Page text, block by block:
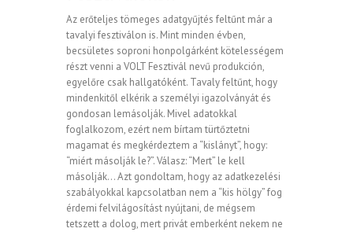
Az erőteljes tömeges adatgyűjtés feltűnt már a
tavalyi fesztiválon is. Mint minden évben,
becsületes soproni honpolgárként kötelességem
részt venni a VOLT Fesztivál nevű produkción,
egyelőre csak hallgatóként. Tavaly feltűnt, hogy
mindenkitől elkérik a személyi igazolványát és
gondosan lemásolják. Mivel adatokkal
foglalkozom, ezért nem bírtam türtőztetni
magamat és megkérdeztem a “kislányt”, hogy:
“miért másolják le?”. Válasz: “Mert” le kell
másolják… Azt gondoltam, hogy az adatkezelési
szabályokkal kapcsolatban nem a “kis hölgy” fog
érdemi felvilágosítást nyújtani, de mégsem
tetszett a dolog, mert privát emberként nekem ne